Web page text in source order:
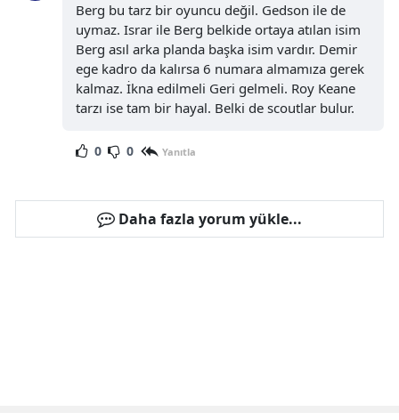
Berg bu tarz bir oyuncu değil. Gedson ile de
uymaz. Israr ile Berg belkide ortaya atılan isim
Berg asıl arka planda başka isim vardır. Demir
ege kadro da kalırsa 6 numara almamıza gerek
kalmaz. İkna edilmeli Geri gelmeli. Roy Keane
tarzı ise tam bir hayal. Belki de scoutlar bulur.
0 0 Yanıtla
Daha fazla yorum yükle...